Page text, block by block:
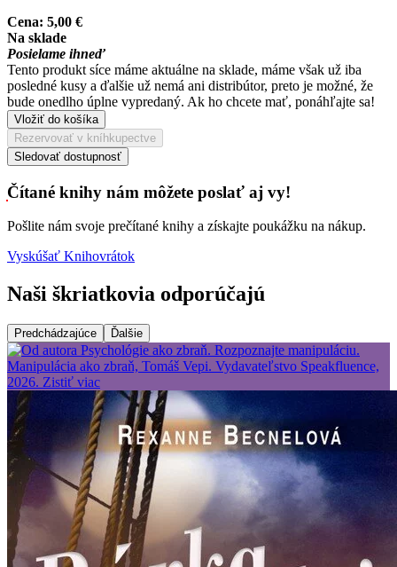
Cena: 5,00 €
Na sklade
Posielame ihneď
Tento produkt síce máme aktuálne na sklade, máme však už iba
posledné kusy a ďalšie už nemá ani distribútor, preto je možné, že
bude onedlho úplne vypredaný. Ak ho chcete mať, ponáhľajte sa!
Vložiť do košíka
Rezervovať v kníhkupectve
Sledovať dostupnosť
Čítané knihy nám môžete poslať aj vy!
Pošlite nám svoje prečítané knihy a získajte poukážku na nákup.
Vyskúšať Knihovrátok
Naši škriatkovia odporúčajú
Predchádzajúce Ďalšie